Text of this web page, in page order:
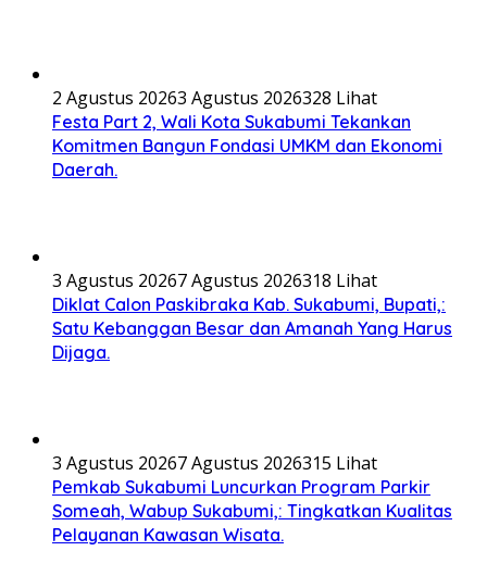
2 Agustus 20263 Agustus 2026328 Lihat
Festa Part 2, Wali Kota Sukabumi Tekankan
Komitmen Bangun Fondasi UMKM dan Ekonomi
Daerah.
3 Agustus 20267 Agustus 2026318 Lihat
Diklat Calon Paskibraka Kab. Sukabumi, Bupati,:
Satu Kebanggan Besar dan Amanah Yang Harus
Dijaga.
3 Agustus 20267 Agustus 2026315 Lihat
Pemkab Sukabumi Luncurkan Program Parkir
Someah, Wabup Sukabumi,: Tingkatkan Kualitas
Pelayanan Kawasan Wisata.